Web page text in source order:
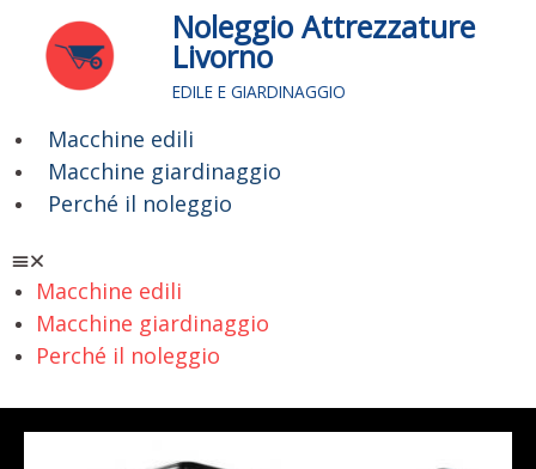
contenuto
Noleggio Attrezzature
Livorno
EDILE E GIARDINAGGIO
Macchine edili
Macchine giardinaggio
Perché il noleggio
Menu
Macchine edili
Macchine giardinaggio
Perché il noleggio